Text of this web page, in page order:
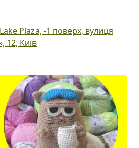
Plaza, -1 поверх, вулиця
12, Київ